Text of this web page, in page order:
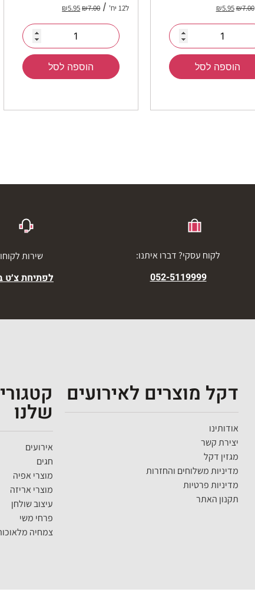
₪7.00
₪5.95
הוספה לסל
ל12 יח' ₪7.00
₪5.95
הוספה לסל
לקוח עסקי? דברו איתנו:
052-5119999
שירות
לפתיחת צ׳ט
דקל מוצרים לאירועים
אודותינו
יצירת קשר
מגזין דקל
מדיניות משלוחים והחזרות
מדיניות פרטיות
תקנון האתר
שלנו
אירועים
חגים
מוצרי אפיה
מוצרי אריזה
עיצוב שולחן
פרחי משי
צמחיה